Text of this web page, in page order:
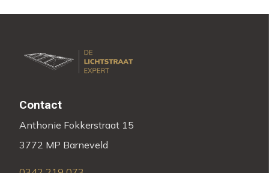
Contact
Anthonie Fokkerstraat 15
3772 MP Barneveld